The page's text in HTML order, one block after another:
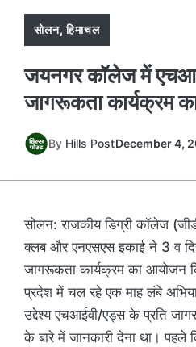
सोलन,हिमाचल
जयनगर कॉलेज में
जागरूकता कार्यक्रम
By Hills PostDecember 4,
सोलन: राजकीय डिग्री कॉलेज
क्लब और एनएसएस इकाई ने 3 व
जागरूकता कार्यक्रम का आयोजन
प्रदेश में चल रहे एक माह लंबे
उद्देश्य एचआईवी/एड्स के प्रति
के बारे में जानकारी देना था। पहले